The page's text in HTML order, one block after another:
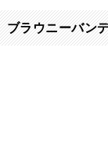
ブラウニーバン